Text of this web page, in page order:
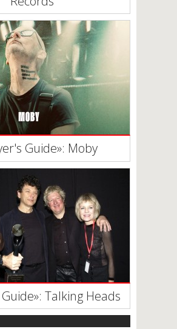
Guide»: Moby
Talking Heads